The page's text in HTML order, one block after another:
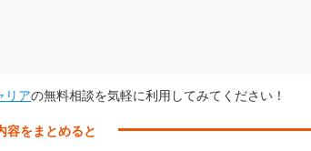
リアの無料相談を気軽に利用してみてください！
容をまとめると